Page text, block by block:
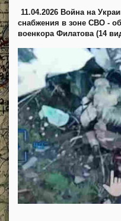
11.04.2026 Война на
снабжения в зоне СВО -
военкора Филатова (14